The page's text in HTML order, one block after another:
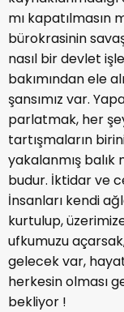
mı kapatılmasın
bürokrasinin
nasıl bir devlet
bakımından ele
şansımız var.
parlatmak, her
tartışmaların
yakalanmış
budur. İktidar ve
İnsanları kendi
kurtulup,
ufkumuzu
gelecek var,
herkesin olması
bekliyor !